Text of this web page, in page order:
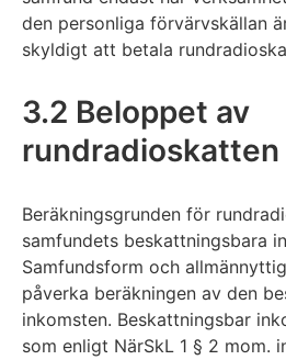
den personliga förvärvskällan
skyldigt att betala
3.2 Beloppet av
Beräkningsgrunden för
samfundets beskattningsbara
Samfundsform och
påverka beräkningen av den
inkomsten. Beskattningsbar
som enligt NärSkL 1 § 2 mom.